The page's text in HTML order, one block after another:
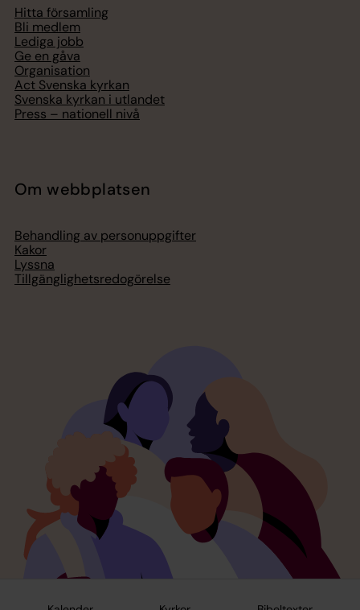
Hitta församling
Bli medlem
Lediga jobb
Ge en gåva
Organisation
Act Svenska kyrkan
Svenska kyrkan i utlandet
Press – nationell nivå
Om webbplatsen
Behandling av personuppgifter
Kakor
Lyssna
Tillgänglighetsredogörelse